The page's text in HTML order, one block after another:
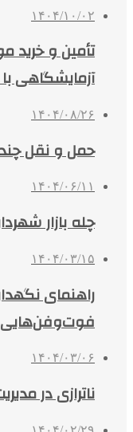
۱۴۰۴/۱۰/۰۲
تأمین و خرید
آزمایشگاهی
۱۴۰۴/۰۸/۲۶
حمل و نقل
۱۴۰۴/۰۶/۱۱
چله بازار شهرداری
۱۴۰۴/۰۳/۱۵
راهنمای
فوت‌وفن‌هایی
۱۴۰۴/۰۳/۰۶
ناترازی در